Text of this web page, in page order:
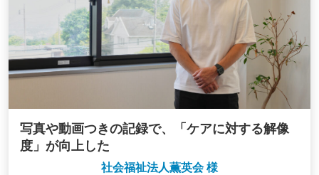
写真や動画つきの記録で、「ケアに対する解像
度」が向上した
社会福祉法人薫英会 様